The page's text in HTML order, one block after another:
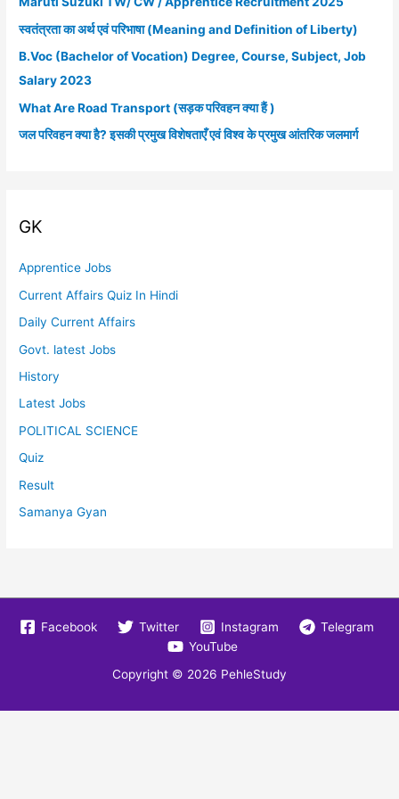
f
o
r
:
स्वतंत्रता का अर्थ एवं परिभाषा (Meaning and Definition of Liberty)
B.Voc (Bachelor of Vocation) Degree, Course, Subject, Job
Salary 2023
What Are Road Transport (सड़क परिवहन क्या हैं )
जल परिवहन क्या है? इसकी प्रमुख विशेषताएँ एवं विश्व के प्रमुख आंतरिक जलमार्ग
GK
Apprentice Jobs
Current Affairs Quiz In Hindi
Daily Current Affairs
Govt. latest Jobs
History
Latest Jobs
POLITICAL SCIENCE
Quiz
Result
Samanya Gyan
Facebook Twitter Instagram
Telegram
YouTube
Copyright © 2026 PehleStudy